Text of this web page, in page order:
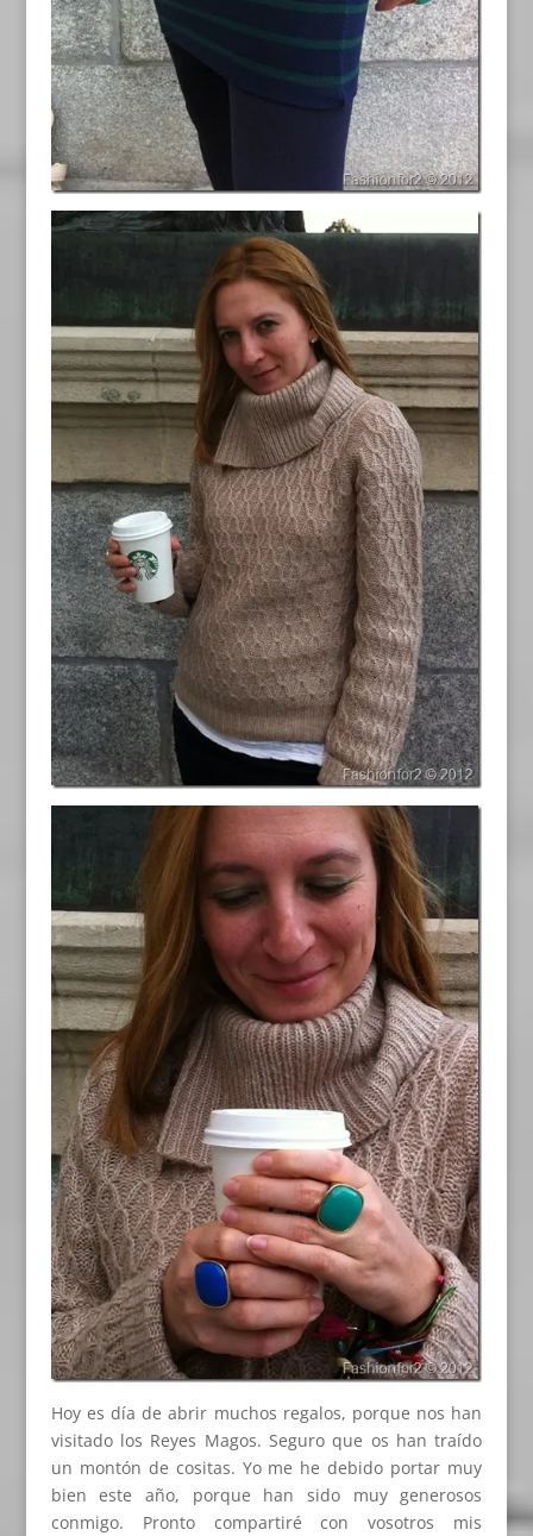
Hoy es día de abrir muchos regalos, porque nos han
visitado los Reyes Magos. Seguro que os han traído
un montón de cositas. Yo me he debido portar muy
bien este año, porque han sido muy generosos
conmigo. Pronto compartiré con vosotros mis